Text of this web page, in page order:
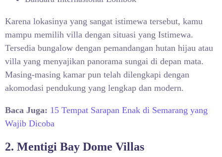
Karena lokasinya yang sangat istimewa tersebut, kamu
mampu memilih villa dengan situasi yang Istimewa.
Tersedia bungalow dengan pemandangan hutan hijau atau
villa yang menyajikan panorama sungai di depan mata.
Masing-masing kamar pun telah dilengkapi dengan
akomodasi pendukung yang lengkap dan modern.
Baca Juga: 15 Tempat Sarapan Enak di Semarang yang
Wajib Dicoba
2. Mentigi Bay Dome Villas